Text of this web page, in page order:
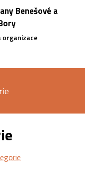
Benešové a
organizace